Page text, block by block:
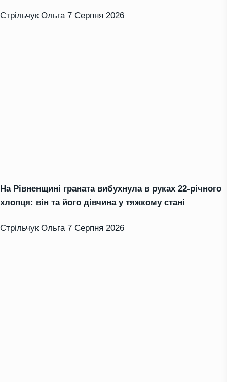
Стрільчук Ольга 7 Серпня 2026
На Рівненщині граната вибухнула в руках 22-річного
хлопця: він та його дівчина у тяжкому стані
Стрільчук Ольга 7 Серпня 2026